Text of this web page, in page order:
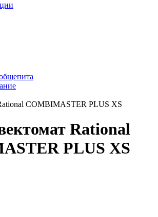
COMBIMASTER PLUS XS
Rational
PLUS XS